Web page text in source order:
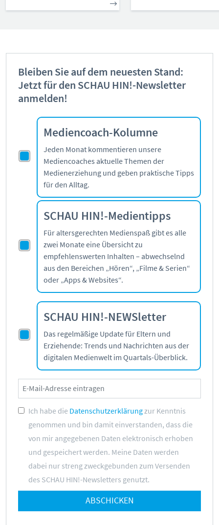
Bleiben Sie auf dem neuesten Stand:
Jetzt für den SCHAU HIN!-Newsletter
anmelden!
Mediencoach-Kolumne
Jeden Monat kommentieren unsere
Mediencoaches aktuelle Themen der
Medienerziehung und geben praktische Tipps
für den Alltag.
SCHAU HIN!-Medientipps
Für altersgerechten Medienspaß gibt es alle
zwei Monate eine Übersicht zu
empfehlenswerten Inhalten – abwechselnd
aus den Bereichen „Hören“, „Filme & Serien“
oder „Apps & Websites“.
SCHAU HIN!-NEWSletter
Das regelmäßige Update für Eltern und
Erziehende: Trends und Nachrichten aus der
digitalen Medienwelt im Quartals-Überblick.
Ich habe die Datenschutzerklärungzur Kenntnis
genommen und bin damit einverstanden, dass die
von mir angegebenen Daten elektronisch erhoben
und gespeichert werden. Meine Daten werden
dabei nur streng zweckgebunden zum Versenden
des SCHAU HIN!-Newsletters genutzt.
ABSCHICKEN